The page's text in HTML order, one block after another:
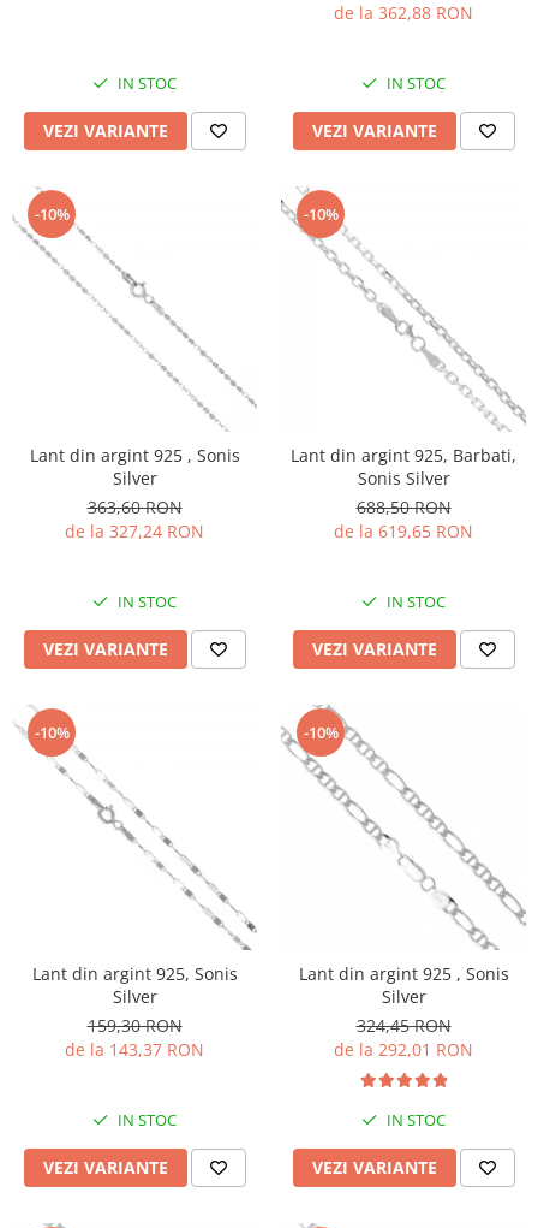
IN STOC
VEZI VARIANTE
de la 362,88 RON
IN STOC
VEZI VARIANTE
-10%
Lant din argint 925 , Sonis
Silver
363,60 RON
de la 327,24 RON
IN STOC
VEZI VARIANTE
-10%
Lant din argint 925, Barbati,
Sonis Silver
688,50 RON
de la 619,65 RON
IN STOC
VEZI VARIANTE
-10%
Lant din argint 925, Sonis
Silver
159,30 RON
de la 143,37 RON
IN STOC
VEZI VARIANTE
-10%
Lant din argint 925 , Sonis
Silver
324,45 RON
de la 292,01 RON
IN STOC
VEZI VARIANTE